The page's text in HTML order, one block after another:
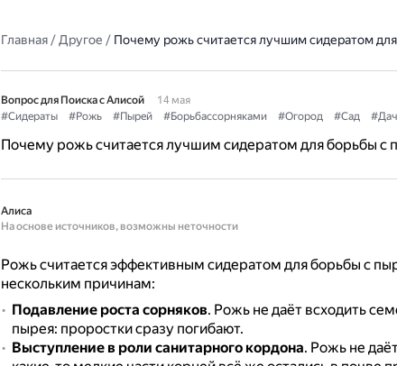
Главная/Другое / Почему рожь считается лучшим сидератом
Вопрос для Поиска с Алисой
14 мая
#Сидераты
#Рожь #Пырей #Борьбассорняками #Огород #Сад
Почему рожь считается лучшим сидератом для борьбы с
Алиса
На основе источников, возможны неточности
Рожь считается эффективным сидератом для борьбы с
нескольким причинам:
Подавление роста сорняков. Рожь не даёт всходить
пырея: проростки сразу погибают.
Выступление в роли санитарного кордона. Рожь не